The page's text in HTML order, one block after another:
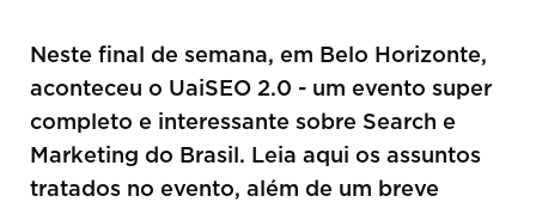
Neste final de semana, em Belo Horizonte,
aconteceu o UaiSEO 2.0 - um evento super
completo e interessante sobre Search e
Marketing do Brasil. Leia aqui os assuntos
tratados no evento, além de um breve